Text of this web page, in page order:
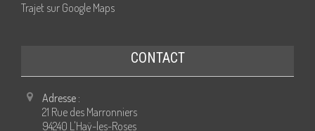
Trajet sur Google Maps
CONTACT
Adresse :
21 Rue des Marronniers
94240 L'Haÿ-les-Roses